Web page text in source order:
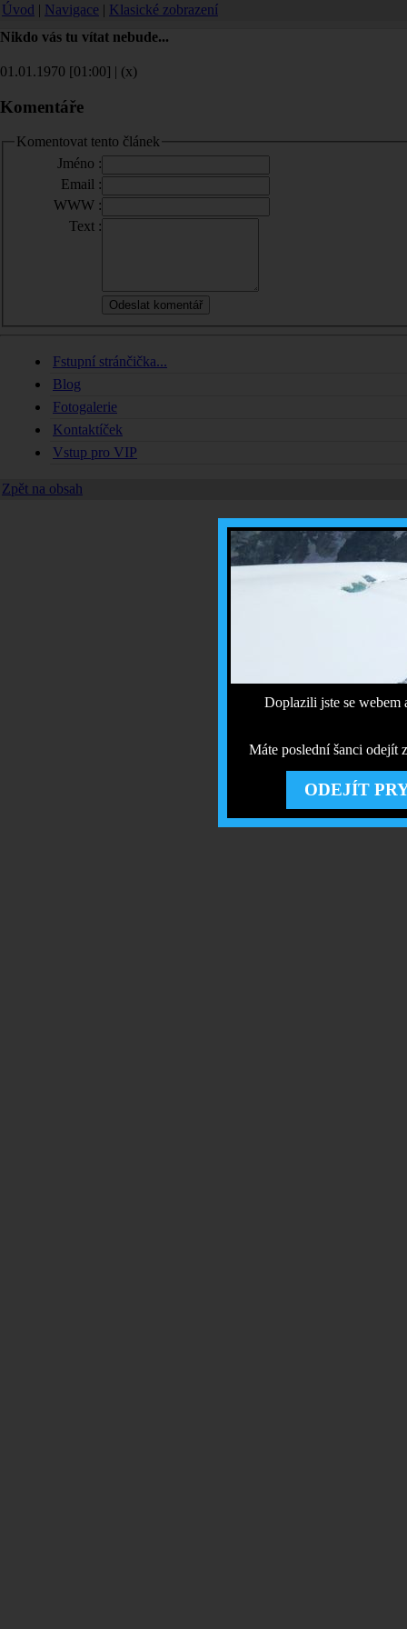
Doplazili jste se webem
Máte poslední šanci odejít
ODEJÍT
Úvod | Navigace | Klasické zobrazení
Nikdo vás tu vítat nebude...
01.01.1970 [01:00] | (x)
Komentáře
Komentovat tento článek
Jméno :
Email :
WWW :
Text :
Fstupní stránčička...
Blog
Fotogalerie
Kontaktíček
Vstup pro VIP
Zpět na obsah